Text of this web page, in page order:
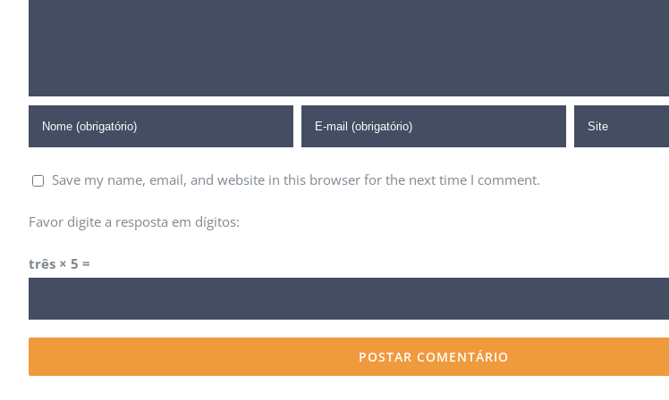
Save my name, email, and website in this browser for the next time I comment.
Favor digite a resposta em dígitos:
três × 5 =
São Paulo - SP
Segunda - Sexta: 9:00 - 18:00
A indústria em tempos de COVID-19
23 de junho de 2020